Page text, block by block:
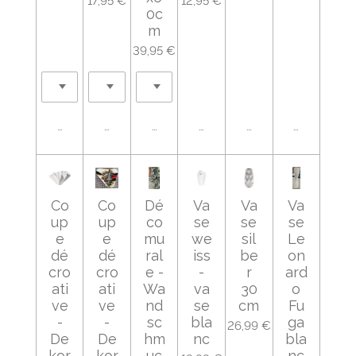
Ajouter au panierAjouter au panier
0c
m
39,95 €
Ajouter au panierAjouter au panier
Ajouter au panier
Ajouter au
Co
up
e
dé
cro
ati
ve
-
De
Co
up
e
dé
cro
ati
ve
-
De
Dé
co
mu
ral
e -
Wa
nd
sc
hm
Va
se
we
iss
-
va
se
bla
nc
Va
se
sil
be
r
30
cm
26,99 €
Va
se
Le
on
ard
o
Fu
ga
bla